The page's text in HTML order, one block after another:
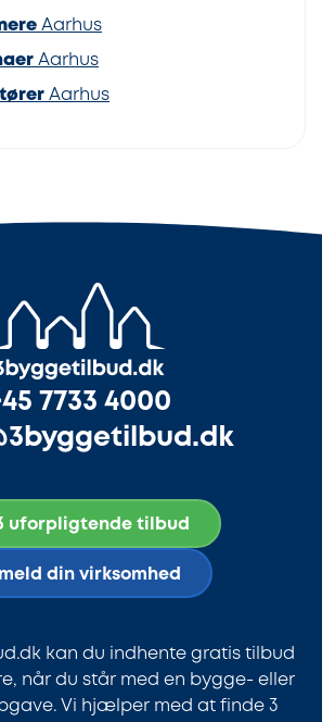
Aarhus
Aarhus
Aarhus
7733 4000
uforpligtende tilbud
din virksomhed
kan du indhente gratis tilbud
når du står med en bygge- eller
Vi hjælper med at finde 3